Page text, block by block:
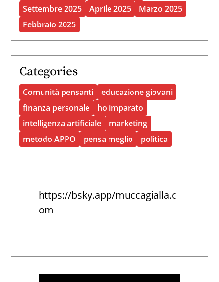
Settembre 2025
Aprile 2025
Marzo 2025
Febbraio 2025
Categories
Comunità pensanti
educazione giovani
finanza personale
ho imparato
intelligenza artificiale
marketing
metodo APPO
pensa meglio politica
https://bsky.app/muccagialla.c
om